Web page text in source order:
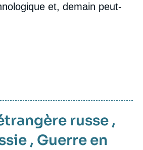
et, demain peut-
russe ,
, Guerre en